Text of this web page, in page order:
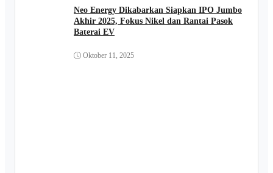
Neo Energy Dikabarkan Siapkan IPO Jumbo
Akhir 2025, Fokus Nikel dan Rantai Pasok
Baterai EV
Oktober 11, 2025